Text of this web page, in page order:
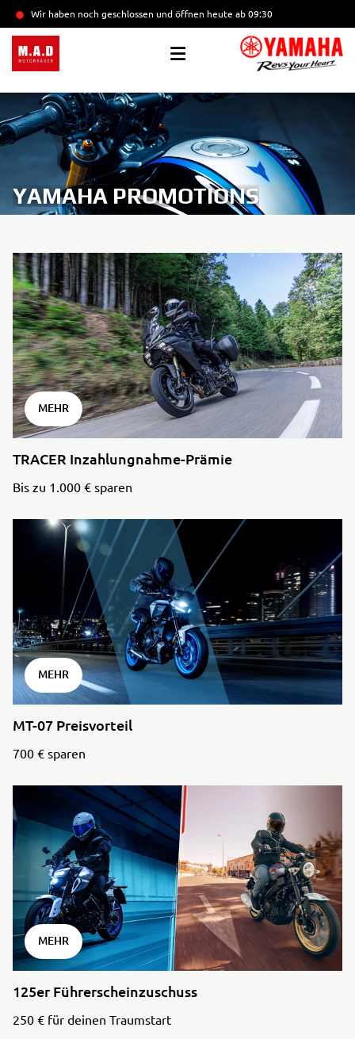
Wir haben noch geschlossen und öffnen heute ab 09:30
YAMAHA PROMOTIONS
MEHR
TRACER Inzahlungnahme-Prämie
Bis zu 1.000 € sparen
MEHR
MT-07 Preisvorteil
700 € sparen
MEHR
125er Führerscheinzuschuss
250 € für deinen Traumstart